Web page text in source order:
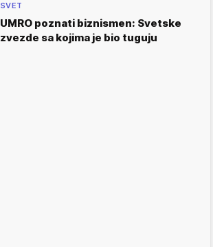
SVET
UMRO poznati biznismen: Svetske
zvezde sa kojima je bio tuguju